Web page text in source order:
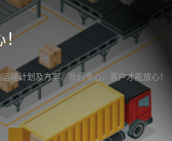
！
输计划及方案，我们专心，客户才能放心！